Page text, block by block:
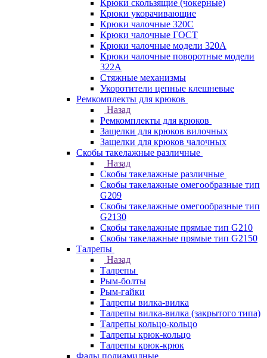
Крюки скользящие (чокерные)
Крюки укорачивающие
Крюки чалочные 320C
Крюки чалочные ГОСТ
Крюки чалочные модели 320А
Крюки чалочные поворотные модели
322А
Стяжные механизмы
Укоротители цепные клешневые
Ремкомплекты для крюков
Назад
Ремкомплекты для крюков
Защелки для крюков вилочных
Защелки для крюков чалочных
Скобы такелажные различные
Назад
Скобы такелажные различные
Скобы такелажные омегообразные тип
G209
Скобы такелажные омегообразные тип
G2130
Скобы такелажные прямые тип G210
Скобы такелажные прямые тип G2150
Талрепы
Назад
Талрепы
Рым-болты
Рым-гайки
Талрепы вилка-вилка
Талрепы вилка-вилка (закрытого типа)
Талрепы кольцо-кольцо
Талрепы крюк-кольцо
Талрепы крюк-крюк
Фалы полиамидные